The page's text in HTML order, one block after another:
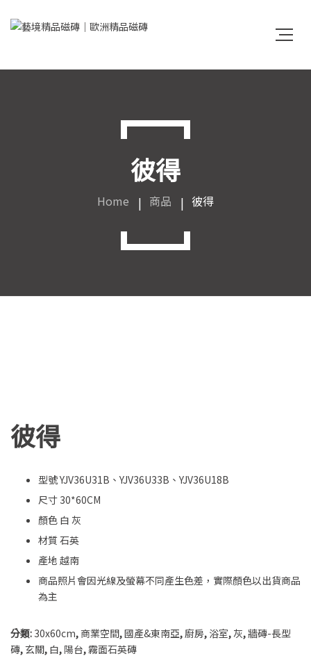
彼得
Home 商品 彼得
彼得
型號 YJV36U31B、YJV36U33B、YJV36U18B
尺寸 30*60CM
顏色 白 灰
材質 石英
產地 越南
商品照片會因光線及螢幕不同產生色差，實際顏色以出貨商品
為主
分類: 30x60cm,商業空間,國產&東南亞,廚房, 浴室,灰,牆磚-長型
磚,玄關, 白, 陽台,霧面石英磚